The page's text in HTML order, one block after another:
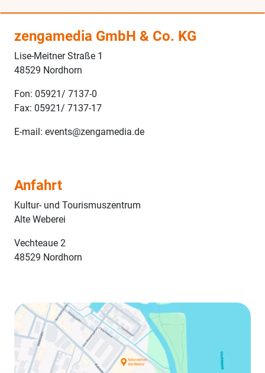
zengamedia GmbH & Co. KG
Lise-Meitner Straße 1
48529 Nordhorn
Fon: 05921/ 7137-0
Fax: 05921/ 7137-17
E-mail: events@zengamedia.de
Anfahrt
Kultur- und Tourismuszentrum
Alte Weberei
Vechteaue 2
48529 Nordhorn